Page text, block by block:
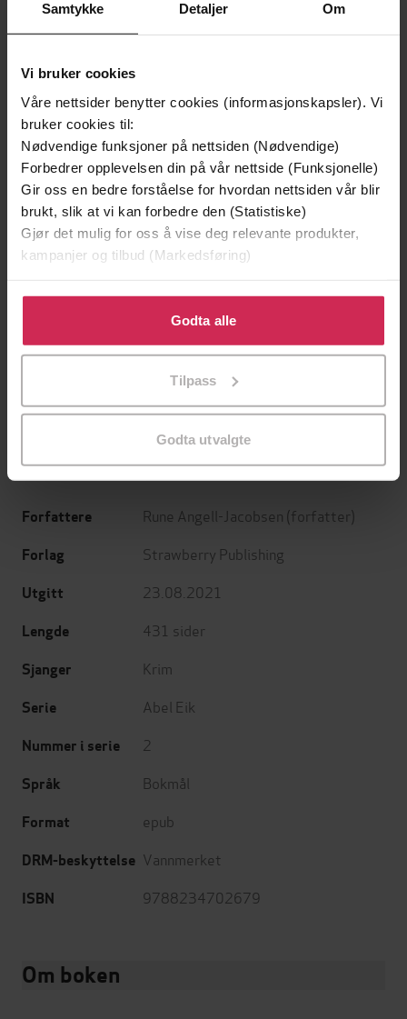
Samtykke Detaljer Om
Vi bruker cookies
Våre nettsider benytter cookies (informasjonskapsler). Vi
bruker cookies til:
Nødvendige funksjoner på nettsiden (Nødvendige)
Forbedrer opplevelsen din på vår nettside (Funksjonelle)
Gir oss en bedre forståelse for hvordan nettsiden vår blir
brukt, slik at vi kan forbedre den (Statistiske)
Gjør det mulig for oss å vise deg relevante produkter,
kampanjer og tilbud (Markedsføring)
Klikk på «Godta alle» for å gi oss ditt samtykke til å
bruke cookies for alle disse formålene. Du kan også
tilpasse ditt samtykke til spesifikke formål ved å klikke
Godta alle
Tilpass
Godta utvalgte
Andre har også kjøpt
Premium
Vinner av Rivertonprisen
199,-
EBOK
Første gang på tilbud
349,-
EBOK
Forfattere Rune Angell-Jacobsen (forfatter)
Forlag Strawberry Publishing
Utgitt 23.08.2021
Lengde 431 sider
Sjanger Krim
Serie Abel Eik
Nummer i serie 2
Språk Bokmål
Format epub
DRM-beskyttelse Vannmerket
ISBN 9788234702679
Om boken